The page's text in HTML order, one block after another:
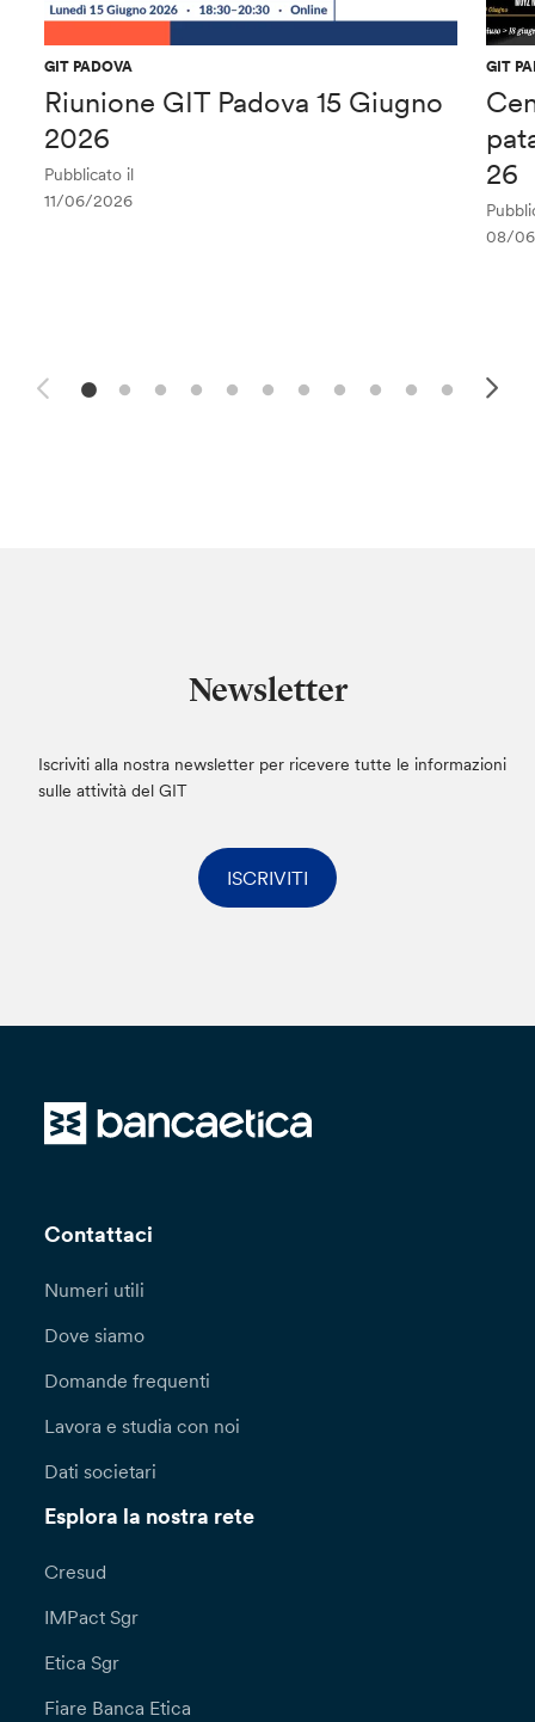
GIT PADOVA
Riunione GIT Padova 15 Giugno
2026
Pubblicato il
11/06/2026
GIT
26
08/
Newsletter
Iscriviti alla nostra newsletter per ricevere tutte le informazioni
sulle attività del GIT
ISCRIVITI
Contattaci
Numeri utili
Dove siamo
Domande frequenti
Lavora e studia con noi
Dati societari
Esplora la nostra rete
Cresud
IMPact Sgr
Etica Sgr
Fiare Banca Etica